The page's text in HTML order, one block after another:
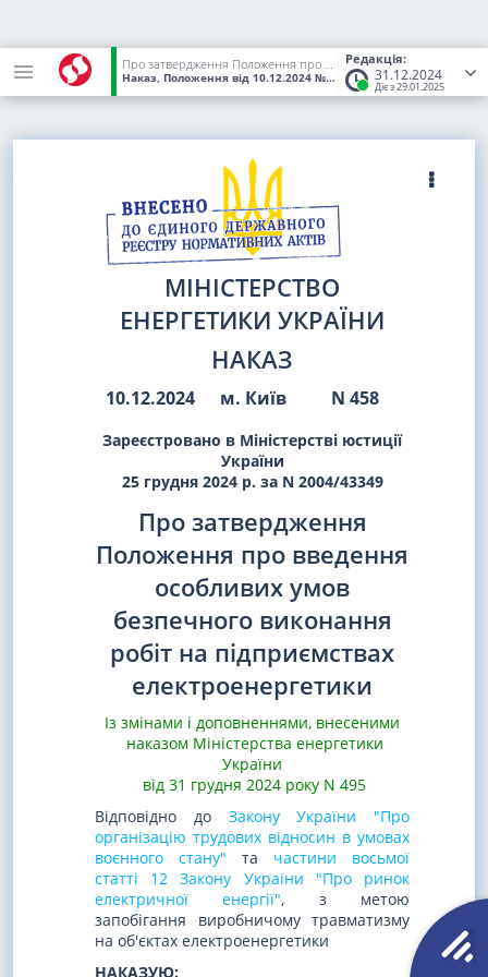
Редакція:
31.12.2024
Діє з 29.01.2025
Про затвердження Положення про введення особливих умов безпечного виконання робіт на підприємствах електроенергетики
Наказ, Положення від 10.12.2024 № 458 (Статус:Чинний)
МІНІСТЕРСТВО
ЕНЕРГЕТИКИ УКРАЇНИ
НАКАЗ
10.12.2024 м. Київ N 458
Зареєстровано в Міністерстві юстиції
України
25 грудня 2024 р. за N 2004/43349
Про затвердження
Положення про введення
особливих умов
безпечного виконання
робіт на підприємствах
електроенергетики
Із змінами і доповненнями, внесеними
наказом Міністерства енергетики
України
від 31 грудня 2024 року N 495
Відповідно до Закону України "Про
організацію трудових відносин в умовах
воєнного стану" та частини восьмої
статті 12 Закону України "Про ринок
електричної енергії", з метою
запобігання виробничому травматизму
на об'єктах електроенергетики
НАКАЗУЮ: